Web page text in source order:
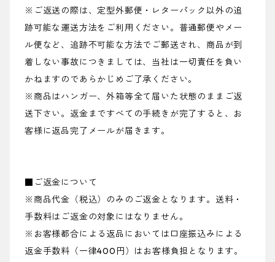
※ご返送の際は、定型外郵便・レターパック以外の追
跡可能な運送方法をご利用ください。普通郵便やメー
ル便など、追跡不可能な方法でご郵送され、商品が到
着しない事故につきましては、当社は一切責任を負い
かねますのであらかじめご了承ください。
※商品はハンガー、外箱等全て届いた状態のままご返
送下さい。返金まですべての手続きが完了すると、お
客様に返品完了メールが届きます。
■ご返金について
※商品代金（税込）のみのご返金となります。送料・
手数料はご返金の対象にはなりません。
※お客様都合による返品においては口座振込みによる
返金手数料（一律400円）はお客様負担となります。